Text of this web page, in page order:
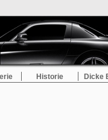
Historie Dicke